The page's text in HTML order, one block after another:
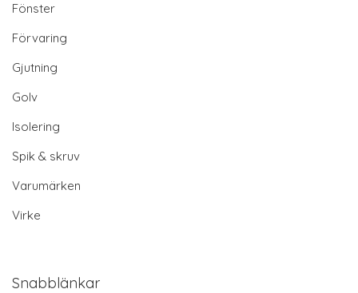
Fönster
Förvaring
Gjutning
Golv
Isolering
Spik & skruv
Varumärken
Virke
Snabblänkar